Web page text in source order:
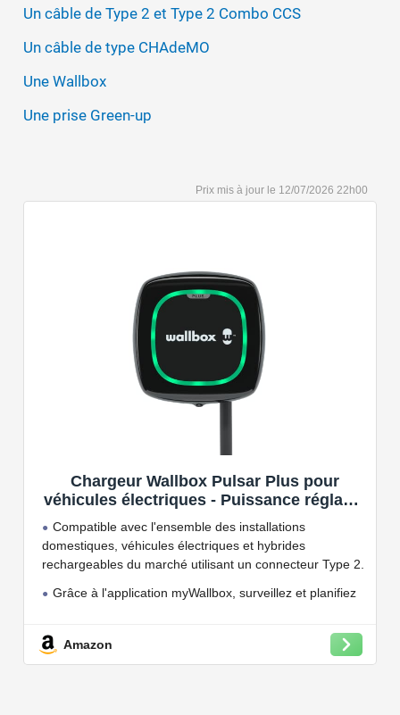
Un câble de Type 2 et Type 2 Combo CCS
Un câble de type CHAdeMO
Une Wallbox
Une prise Green-up
12/07/2026 22h00
Chargeur Wallbox Pulsar Plus pour
véhicules électriques - Puissance réglable
jusqu'à 7.4 KW, câble de Charge Type 2,
Wi-FI et Bluetooth, OCPP
Compatible avec l'ensemble des installations
domestiques, véhicules électriques et hybrides
rechargeables du marché utilisant un connecteur Type 2.
Grâce à l'application myWallbox, surveillez et planifiez
Convient à une installation à l'intérieur et à l'extérieur,
Amazon